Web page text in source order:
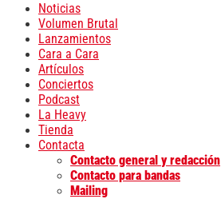
Noticias
Volumen Brutal
Lanzamientos
Cara a Cara
Artículos
Conciertos
Podcast
La Heavy
Tienda
Contacta
Contacto general y redacción
Contacto para bandas
Mailing